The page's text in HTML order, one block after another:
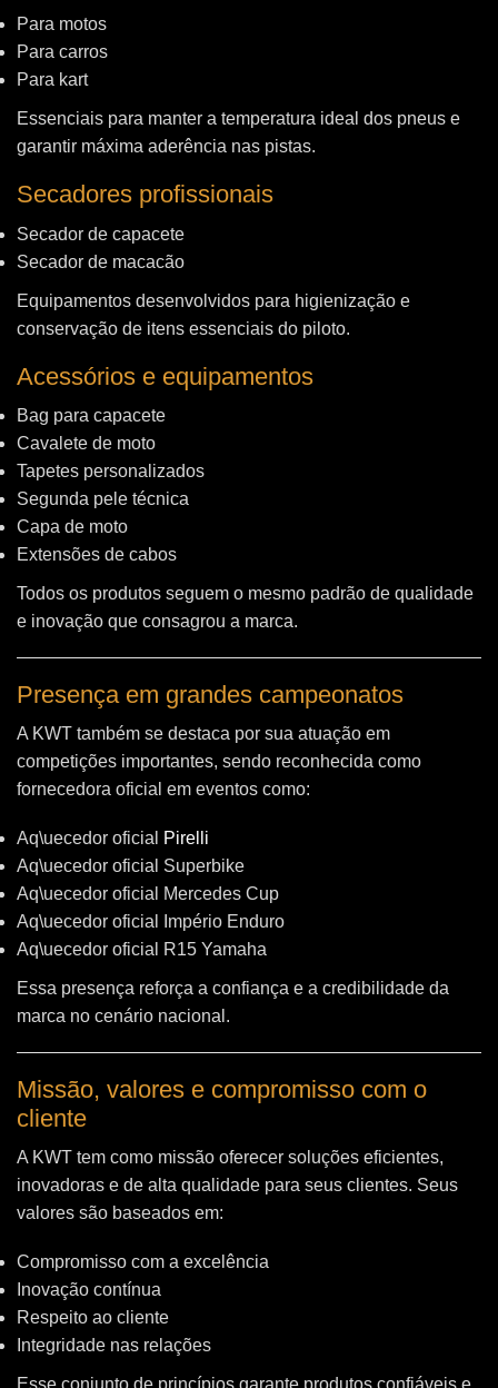
Para motos
Para carros
Para kart
Essenciais para manter a temperatura ideal dos pneus e
garantir máxima aderência nas pistas.
Secadores profissionais
Secador de capacete
Secador de macacão
Equipamentos desenvolvidos para higienização e
conservação de itens essenciais do piloto.
Acessórios e equipamentos
Bag para capacete
Cavalete de moto
Tapetes personalizados
Segunda pele técnica
Capa de moto
Extensões de cabos
Todos os produtos seguem o mesmo padrão de qualidade
e inovação que consagrou a marca.
Presença em grandes campeonatos
A KWT também se destaca por sua atuação em
competições importantes, sendo reconhecida como
fornecedora oficial em eventos como:
Aq\uecedor oficial
Pirelli
Aq\uecedor oficial Superbike
Aq\uecedor oficial Mercedes Cup
Aq\uecedor oficial Império Enduro
Aq\uecedor oficial R15 Yamaha
Essa presença reforça a confiança e a credibilidade da
marca no cenário nacional.
Missão, valores e compromisso com o
cliente
A KWT tem como missão oferecer soluções eficientes,
inovadoras e de alta qualidade para seus clientes. Seus
valores são baseados em:
Compromisso com a excelência
Inovação contínua
Respeito ao cliente
Integridade nas relações
Esse conjunto de princípios garante produtos confiáveis e